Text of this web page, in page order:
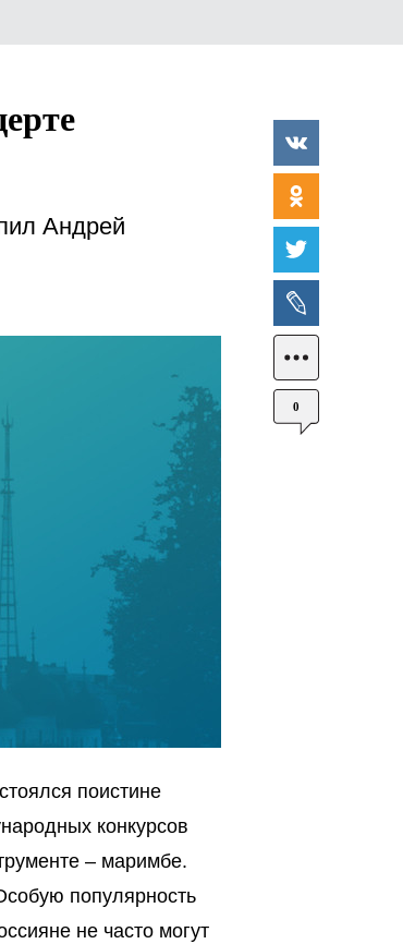
Андрей
поистине
конкурсов
– маримбе.
популярность
не часто могут
0